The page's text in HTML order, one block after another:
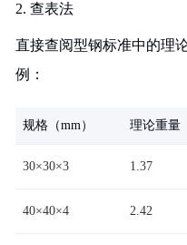
2. 查表法
直接查阅型钢标准中的理
例：
规格（mm） 理论重量
30×30×3 1.37
40×40×4 2.42